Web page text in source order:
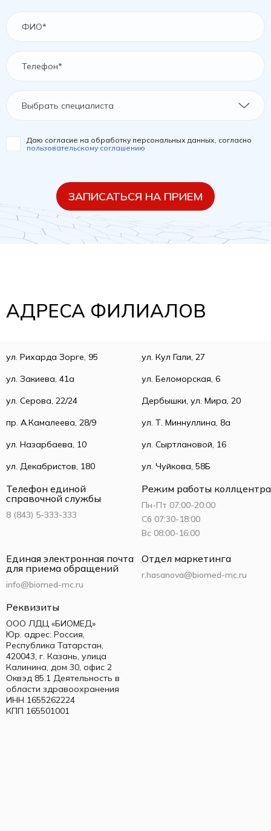
Выбрать специалиста
Даю согласие на обработку персональных данных, согласно
пользовательскому соглашению
ЗАПИСАТЬСЯ НА ПРИЕМ
АДРЕСА ФИЛИАЛОВ
ул. Рихарда Зорге, 95
ул. Кул Гали, 27
ул. Закиева, 41а
ул. Беломорская, 6
ул. Серова, 22/24
Дербышки, ул. Мира, 20
пр. А.Камалеева, 28/9
ул. Т. Миннуллина, 8а
ул. Назарбаева, 10
ул. Сыртлановой, 16
ул. Декабристов, 180
ул. Чуйкова, 58Б
Телефон единой
справочной службы
8 (843) 5-333-333
Режим работы коллцентра
Пн-Пт 07:00-20:00
Сб 07:30-18:00
Вс 08:00-16:00
Единая электронная почта
для приема обращений
info@biomed-mc.ru
Отдел маркетинга
r.hasanova@biomed-mc.ru
Реквизиты
ООО ЛДЦ «БИОМЕД»
Юр. адрес: Россия,
Республика Татарстан,
420043, г. Казань, улица
Калинина, дом 30, офис 2
Оквэд 85.1 Деятельность в
области здравоохранения
ИНН 1655262224
КПП 165501001